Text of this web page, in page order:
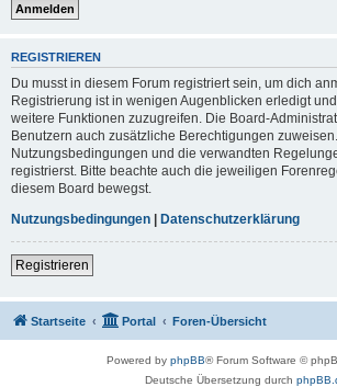
REGISTRIEREN
Du musst in diesem Forum registriert sein, um dich
Registrierung ist in wenigen Augenblicken erledigt
weitere Funktionen zuzugreifen. Die Board-
Benutzern auch zusätzliche Berechtigungen
Nutzungsbedingungen und die verwandten
registrierst. Bitte beachte auch die jeweiligen
diesem Board bewegst.
Nutzungsbedingungen | Datenschutzerklärung
Registrieren
Startseite Portal Foren-Übersicht
Powered by phpBB® Forum Software ©
Deutsche Übersetzung durch